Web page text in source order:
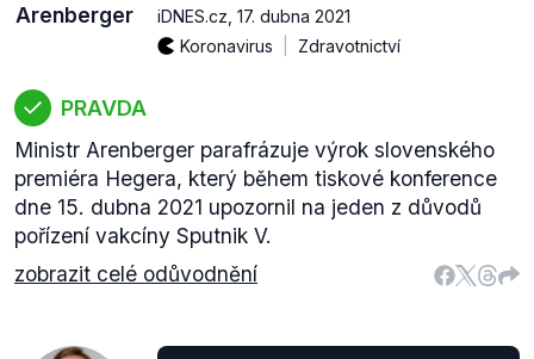
Arenberger
iDNES.cz 17. dubna 2021
Koronavirus
Zdravotnictví
PRAVDA
Ministr Arenberger parafrázuje výrok slovenského
premiéra Hegera, který během tiskové konference
dne 15. dubna 2021 upozornil na jeden z důvodů
pořízení vakcíny Sputnik V.
zobrazit celé odůvodnění